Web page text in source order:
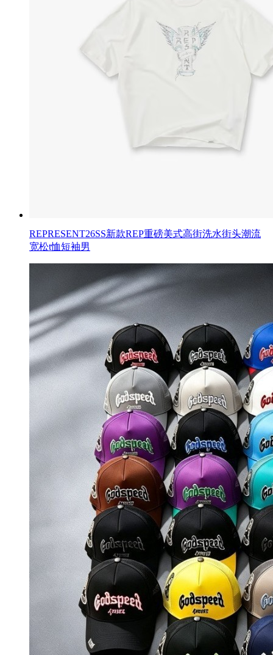
REPRESENT26SS新款REP重磅美式高街洗水街头潮流
宽松t恤短袖男